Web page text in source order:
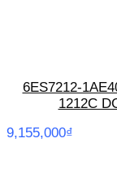
6ES7212-
1212C
9,155,000₫